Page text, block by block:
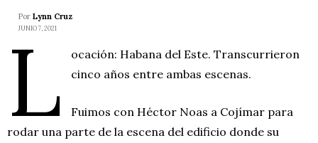
Por Lynn Cruz
JUNIO 7, 2021
L
ocación: Habana del Este. Transcurrieron
cinco años entre ambas escenas.
Fuimos con Héctor Noas a Cojímar para
rodar una parte de la escena del edificio donde su